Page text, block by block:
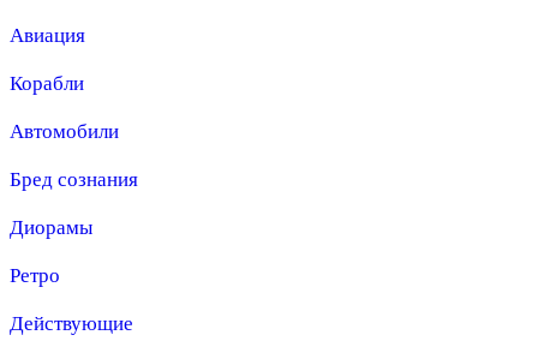
Авиация
Корабли
Автомобили
Бред сознания
Диорамы
Ретро
Действующие